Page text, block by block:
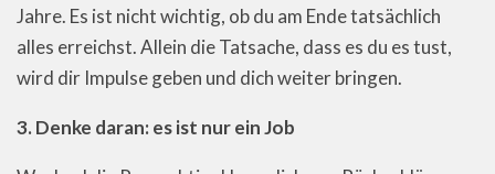
Jahre. Es ist nicht wichtig, ob du am Ende tatsächlich
alles erreichst. Allein die Tatsache, dass es du es tust,
wird dir Impulse geben und dich weiter bringen.
3. Denke daran: es ist nur ein Job